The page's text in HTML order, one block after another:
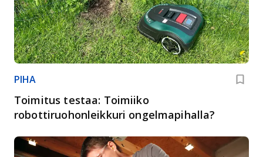
PIHA
Toimitus testaa: Toimiiko
robottiruohonleikkuri ongelmapihalla?